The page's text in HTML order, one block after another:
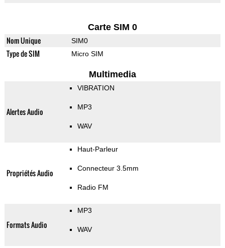
Carte SIM 0
Nom Unique SIM0
Type de SIM Micro SIM
Multimedia
Alertes Audio
VIBRATION
MP3
WAV
Propriétés Audio
Haut-Parleur
Connecteur 3.5mm
Radio FM
Formats Audio
MP3
WAV